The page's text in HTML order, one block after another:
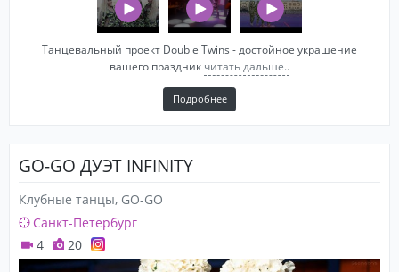
Танцевальный проект Double Twins - достойное украшение
вашего праздник читать дальше..
Подробнее
GO-GO ДУЭТ INFINITY
Клубные танцы, GO-GO
Санкт-Петербург
4
20